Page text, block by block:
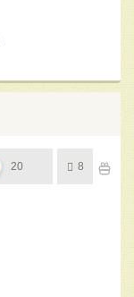
20 8